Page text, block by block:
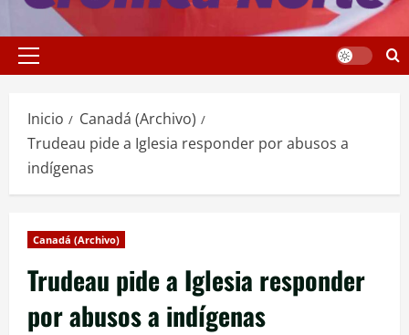
Menú
Inicio
Canadá (Archivo)
Trudeau pide a Iglesia responder por abusos a
indígenas
Canadá (Archivo)
Trudeau pide a Iglesia responder
por abusos a indígenas